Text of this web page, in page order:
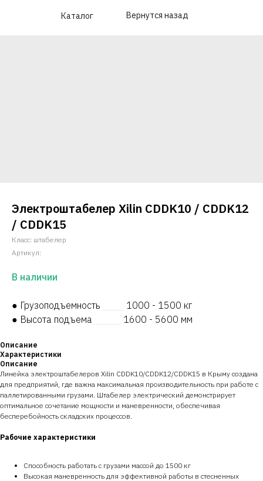
Каталог Вернутся назад
Электроштабелер Xilin CDDK10 / CDDK12
/ CDDK15
Класс: штабелер
Артикул:
В наличии
● Грузоподъемность
1000 - 1500 кг
● Высота подъема
1600 - 5600 мм
Описание
Характеристики
Описание
Линейка электроштабелеров Xilin CDDK10/CDDK12/CDDK15 в Крыму создана
для предприятий, где важна максимальная производительность при работе с
паллетированными грузами. Штабелер электрический демонстрирует
оптимальное сочетание мощности и маневренности, обеспечивая
бесперебойность складских процессов.
Рабочие характеристики
Способность работать с грузами массой до 1500 кг
Высокая маневренность для эффективной работы в стесненных